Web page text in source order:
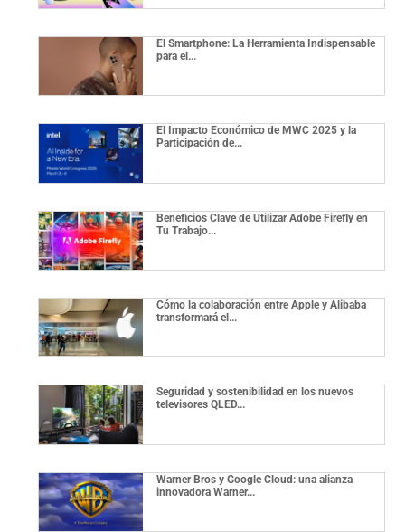
El Smartphone: La Herramienta Indispensable
para el...
El Impacto Económico de MWC 2025 y la
Participación de...
Beneficios Clave de Utilizar Adobe Firefly en
Tu Trabajo...
Cómo la colaboración entre Apple y Alibaba
transformará el...
Seguridad y sostenibilidad en los nuevos
televisores QLED...
Warner Bros y Google Cloud: una alianza
innovadora Warner...